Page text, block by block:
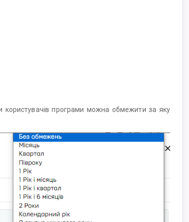
користувачів програми можна обмежити за яку